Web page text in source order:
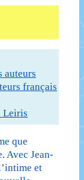
auteurs
français
Leiris
que
Avec Jean-
et